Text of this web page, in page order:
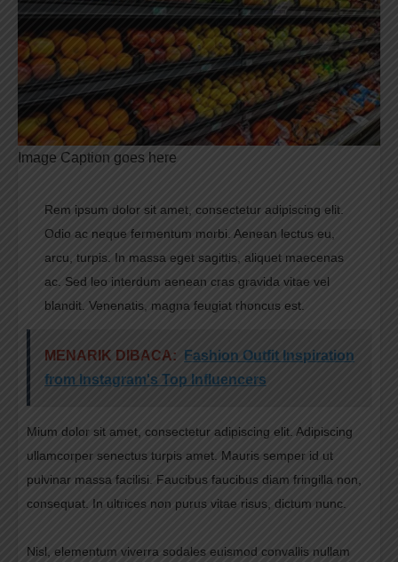
Image Caption goes here
Rem ipsum dolor sit amet, consectetur adipiscing elit.
Odio ac neque fermentum morbi. Aenean lectus eu,
arcu, turpis. In massa eget sagittis, aliquet maecenas
ac. Sed leo interdum aenean cras gravida vitae vel
blandit. Venenatis, magna feugiat rhoncus est.
MENARIK DIBACA:
Fashion Outfit Inspiration
from Instagram's Top Influencers
Mium dolor sit amet, consectetur adipiscing elit. Adipiscing
ullamcorper senectus turpis amet. Mauris semper id ut
pulvinar massa facilisi. Faucibus faucibus diam fringilla non,
consequat. In ultrices non purus vitae risus, dictum nunc.
Nisl, elementum viverra sodales euismod convallis nullam